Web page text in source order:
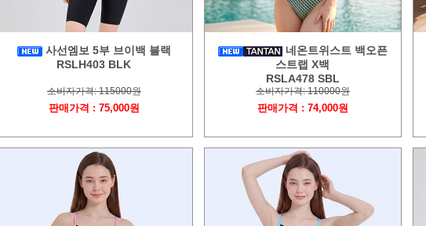
사선엠보 5부 브이백 블랙
RSLH403 BLK
소비자가격: 115000원
판매가격 : 75,000원
네온트위스트 백오픈
스트랩 X백
RSLA478 SBL
소비자가격: 110000원
판매가격 : 74,000원